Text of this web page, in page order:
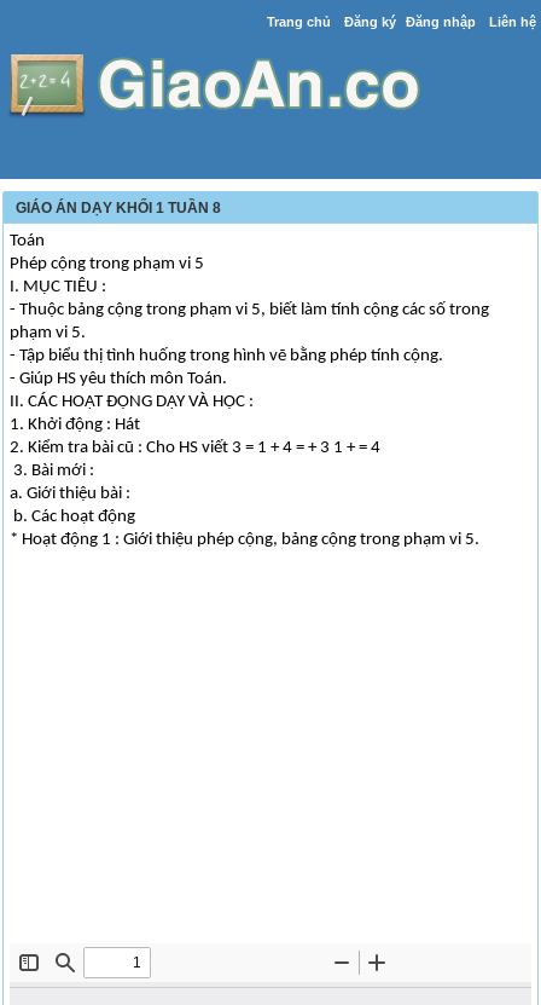
Trang chủ Đăng ký Đăng nhập Liên hệ
GIÁO ÁN DẠY KHỐI 1 TUẦN 8
Toán
Phép cộng trong phạm vi 5
I. MỤC TIÊU :
- Thuộc bảng cộng trong phạm vi 5, biết làm tính cộng các số trong
phạm vi 5.
- Tập biểu thị tình huống trong hình vẽ bằng phép tính cộng.
- Giúp HS yêu thích môn Toán.
II. CÁC HOẠT ĐỘNG DẠY VÀ HỌC :
1. Khởi động : Hát
2. Kiểm tra bài cũ : Cho HS viết 3 = 1 + 4 = + 3 1 + = 4
3. Bài mới :
a. Giới thiệu bài :
b. Các hoạt động
* Hoạt động 1 : Giới thiệu phép cộng, bảng cộng trong phạm vi 5.